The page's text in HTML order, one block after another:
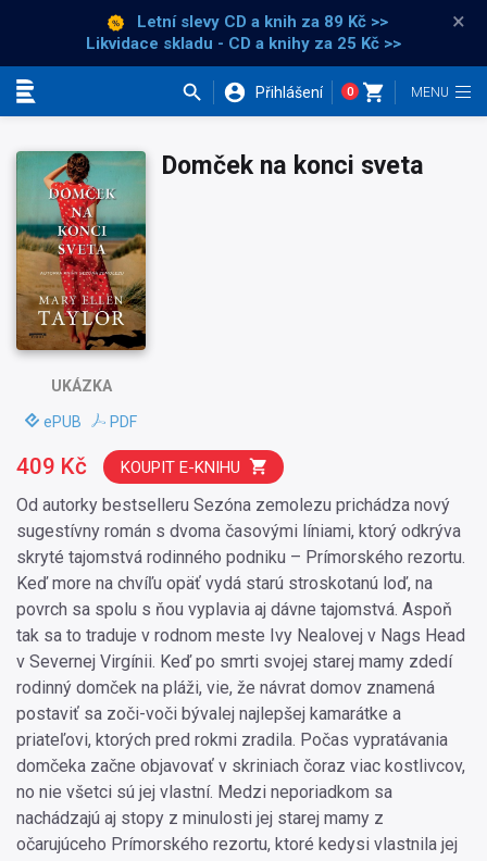
Letní slevy CD a knih za 89 Kč >>
Likvidace skladu - CD a knihy za 25 Kč >>
×
Přihlášení 0
UKÁZKA
ePUB PDF
Domček na konci sveta
Od autorky bestselleru Sezóna zemolezu prichádza nový
sugestívny román s dvoma časovými líniami, ktorý odkrýva
skryté tajomstvá rodinného podniku – Prímorského rezortu.
Keď more na chvíľu opäť vydá starú stroskotanú loď, na
povrch sa spolu s ňou vyplavia aj dávne tajomstvá. Aspoň
tak sa to traduje v rodnom meste Ivy Nealovej v Nags Head
v Severnej Virgínii. Keď po smrti svojej starej mamy zdedí
rodinný domček na pláži, vie, že návrat domov znamená
postaviť sa zoči-voči bývalej najlepšej kamarátke a
priateľovi, ktorých pred rokmi zradila. Počas vypratávania
domčeka začne objavovať v skriniach čoraz viac kostlivcov,
no nie všetci sú jej vlastní. Medzi neporiadkom sa
nachádzajú aj stopy z minulosti jej starej mamy z
očarujúceho Prímorského rezortu, ktoré kedysi vlastnila jej
409 Kč KOUPIT E-KNIHU